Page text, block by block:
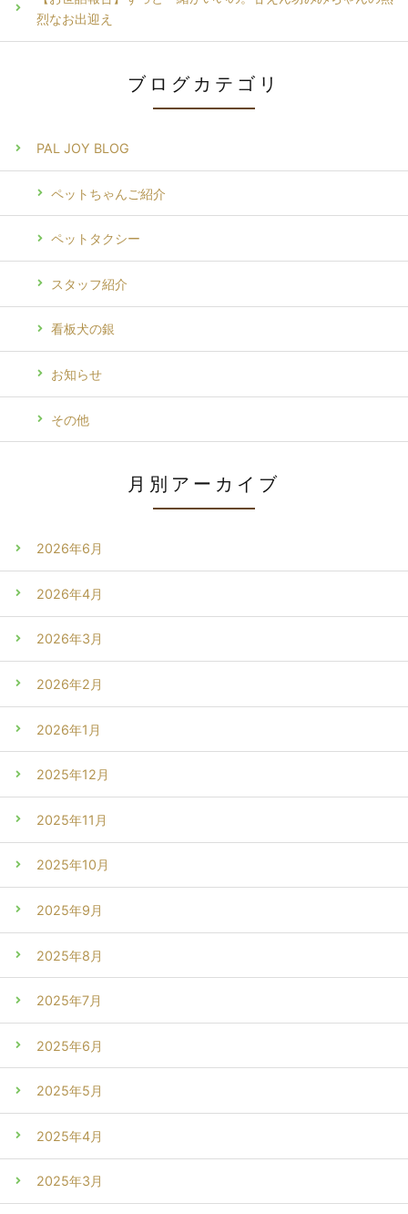
烈なお出迎え
ブログカテゴリ
PAL JOY BLOG
ペットちゃんご紹介
ペットタクシー
スタッフ紹介
看板犬の銀
お知らせ
その他
月別アーカイブ
2026年6月
2026年4月
2026年3月
2026年2月
2026年1月
2025年12月
2025年11月
2025年10月
2025年9月
2025年8月
2025年7月
2025年6月
2025年5月
2025年4月
2025年3月